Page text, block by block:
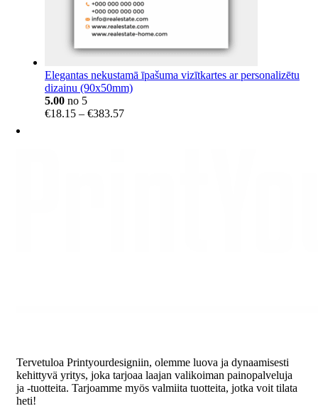
Elegantas nekustamā īpašuma vizītkartes ar personalizētu
dizainu (90x50mm)
5.00 no 5
€18.15 – €383.57Price
Tervetuloa Printyourdesigniin, olemme luova ja dynaamisesti
kehittyvä yritys, joka tarjoaa laajan valikoiman painopalveluja
ja -tuotteita. Tarjoamme myös valmiita tuotteita, jotka voit tilata
heti!